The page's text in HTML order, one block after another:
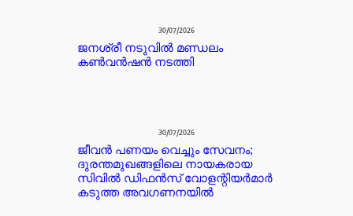
30/07/2026
ജനശ്രീ നടുവിൽ മണ്ഡലം
കൺവൻഷൻ നടത്തി
30/07/2026
ജീവൻ പണയം വെച്ചും സേവനം;
ദുരന്തമുഖങ്ങളിലെ നായകരായ
സിവിൽ ഡിഫൻസ് വോളന്റിയർമാർ
കടുത്ത അവഗണനയിൽ